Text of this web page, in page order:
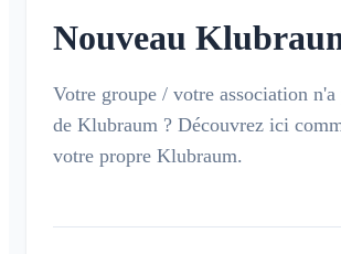
Rejoindre un Klubraum
Nouveau Klubraum
Conseils pour utiliser l'application
Conseils pour le déploiement
Guide de dépannage
Nouveau
Votre groupe / votre association n'a
de Klubraum ? Découvrez ici
votre propre Klubraum.